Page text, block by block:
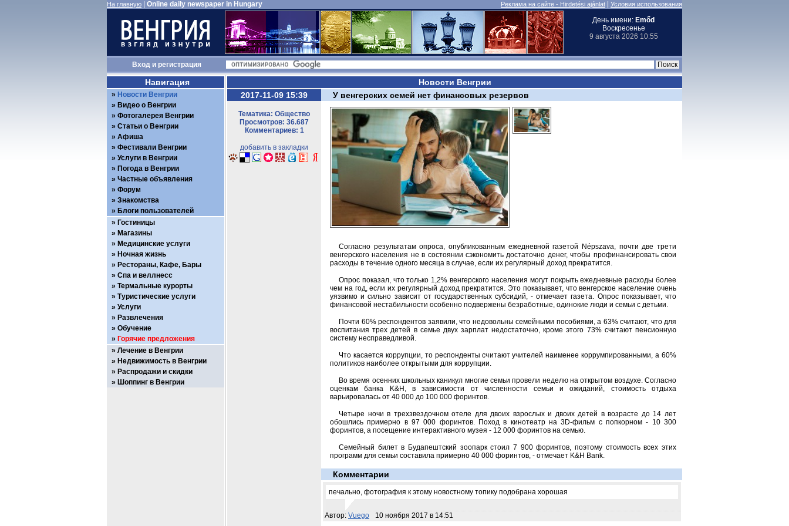
На главную Online daily newspaper in Hungary Реклама на сайте - Hirdetési ajánlat Условия использования
День имени: Emőd
Воскресенье
9 августа 2026 10:55
Входи регистрация
Новости Венгрии
2017-11-09 15:39
Тематика: Общество
Просмотров: 36.687
Комментариев: 1
добавить в закладки
У венгерских семей нет финансовых резервов
Согласно результатам опроса, опубликованным ежедневной газетой Népszava, почти две трети
венгерского населения не в состоянии сэкономить достаточно денег, чтобы профинансировать свои
расходы в течение одного месяца в случае, если их регулярный доход прекратится.
Опрос показал, что только 1,2% венгерского населения могут покрыть ежедневные расходы более
чем на год, если их регулярный доход прекратится. Это показывает, что венгерское население очень
уязвимо и сильно зависит от государственных субсидий, - отмечает газета. Опрос показывает, что
финансовой нестабильности особенно подвержены безработные, одинокие люди и семьи с детьми.
Почти 60% респондентов заявили, что недовольны семейными пособиями, а 63% считают, что для
воспитания трех детей в семье двух зарплат недостаточно, кроме этого 73% считают пенсионную
систему несправедливой.
Что касается коррупции, то респонденты считают учителей наименее коррумпированными, а 60%
политиков наиболее открытыми для коррупции.
Во время осенних школьных каникул многие семьи провели неделю на открытом воздухе. Согласно
оценкам банка K&H, в зависимости от численности семьи и ожиданий, стоимость отдыха
варьировалась от 40 000 до 100 000 форинтов.
Четыре ночи в трехзвездочном отеле для двоих взрослых и двоих детей в возрасте до 14 лет
обошлись примерно в 97 000 форинтов. Поход в кинотеатр на 3D-фильм с попкорном - 10 300
форинтов, а посещение интерактивного музея - 12 000 форинтов на семью.
Семейный билет в Будапештский зоопарк стоил 7 900 форинтов, поэтому стоимость всех этих
программ для семьи составила примерно 40 000 форинтов, - отмечает K&H Bank.
Комментарии
печально, фотография к этому новостному топику подобрана хорошая
Автор: Vuego 10 ноября 2017 в 14:51
Навигация
Новости Венгрии
Видео о Венгрии
Фотогалерея Венгрии
Статьи о Венгрии
Афиша
Фестивали Венгрии
Услуги в Венгрии
Погода в Венгрии
Частные объявления
Форум
Знакомства
Блоги пользователей
Гостиницы
Магазины
Медицинские услуги
Ночная жизнь
Рестораны, Кафе, Бары
Спа и веллнесс
Термальные курорты
Туристические услуги
Услуги
Развлечения
Обучение
Горячие предложения
Лечение в Венгрии
Недвижимость в Венгрии
Распродажи и скидки
Шоппинг в Венгрии